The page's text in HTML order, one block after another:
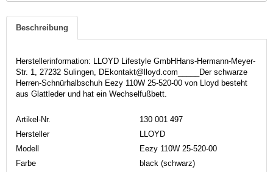
Beschreibung
Herstellerinformation: LLOYD Lifestyle GmbHHans-Hermann-Meyer-
Str. 1, 27232 Sulingen, DEkontakt@lloyd.com_____Der schwarze
Herren-Schnürhalbschuh Eezy 110W 25-520-00 von Lloyd besteht
aus Glattleder und hat ein Wechselfußbett.
Artikel-Nr.
130 001 497
Hersteller
LLOYD
Modell
Eezy 110W 25-520-00
Farbe
black (schwarz)